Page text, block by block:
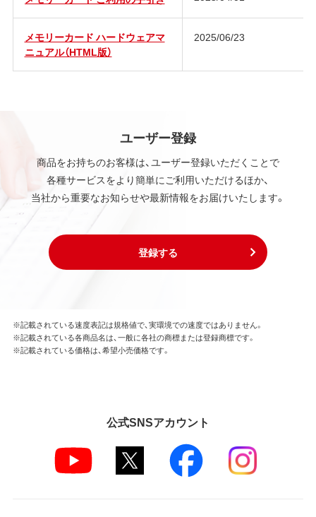
メモリーカード ハードウェアマ
ニュアル（HTML版）
2025/06/23
ユーザー登録
商品をお持ちのお客様は、ユーザー登録いただくことで
各種サービスをより簡単にご利用いただけるほか、
当社から重要なお知らせや最新情報をお届けいたします。
登録する
※記載されている速度表記は規格値で、実環境での速度ではありません。
※記載されている各商品名は、一般に各社の商標または登録商標です。
※記載されている価格は、希望小売価格です。
公式SNSアカウント